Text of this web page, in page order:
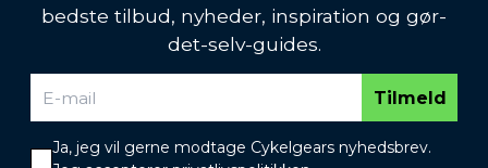
bedste tilbud, nyheder, inspiration og gør-
det-selv-guides.
Tilmeld
Ja, jeg vil gerne modtage Cykelgears nyhedsbrev.